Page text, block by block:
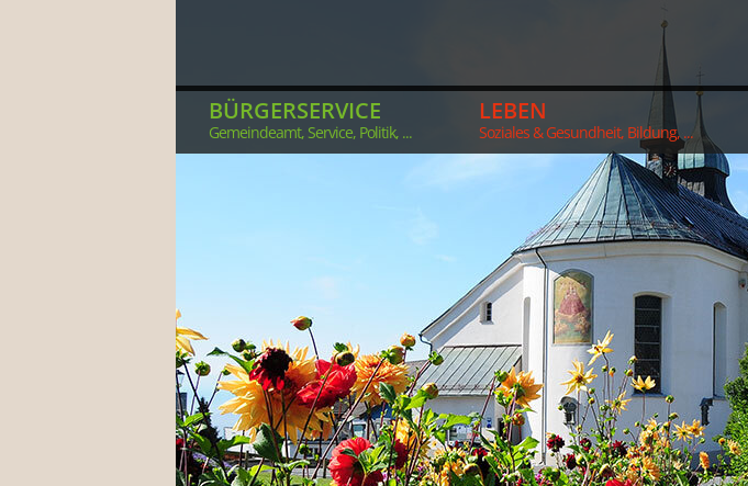
BÜRGERSERVICE
Gemeindeamt, Service, Politik, ...
LEBEN
Soziales & Gesundheit, Bildung, ...